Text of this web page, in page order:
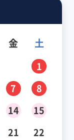
金 土
1
7
8
14
15
21
22